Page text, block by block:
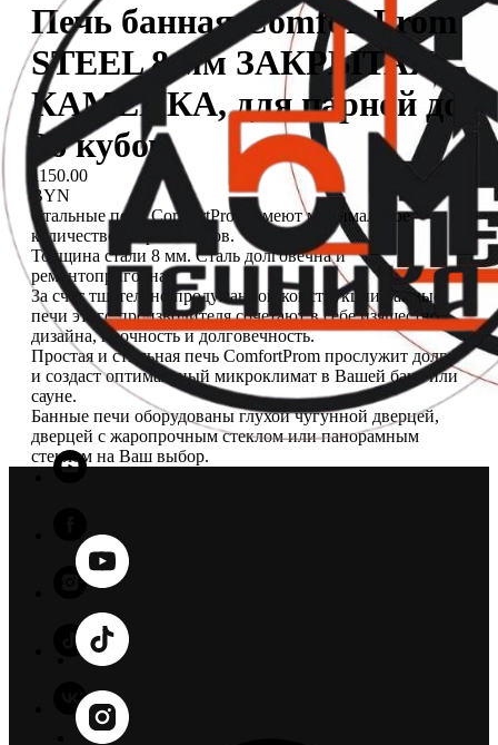
Печь банная ComfortProm
STEEL 8 мм ЗАКРЫТАЯ
КАМЕНКА, для парной до
26 кубов
1150.00
BYN
Стальные печи ComfortProm имеют минимальное
количество сварных швов.
Толщина стали 8 мм. Cталь долговечна и
ремонтопригодна.
За счет тщательно продуманной конструкции банные
печи этого производителя сочетают в себе изящество
дизайна, прочность и долговечность.
Простая и стильная печь ComfortProm прослужит долго
и создаст оптимальный микроклимат в Вашей бане или
сауне.
Банные печи оборудованы глухой чугунной дверцей,
дверцей с жаропрочным стеклом или панорамным
стеклом на Ваш выбор.